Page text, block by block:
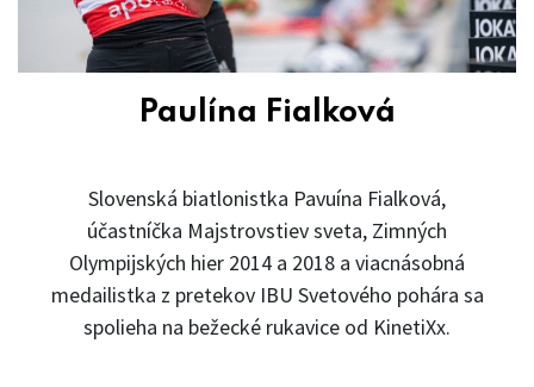
Paulína Fialková
Slovenská biatlonistka Pavuína Fialková,
účastníčka Majstrovstiev sveta, Zimných
Olympijských hier 2014 a 2018 a viacnásobná
medailistka z pretekov IBU Svetového pohára sa
spolieha na bežecké rukavice od KinetiXx.